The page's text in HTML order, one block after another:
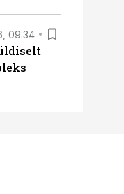
09:34